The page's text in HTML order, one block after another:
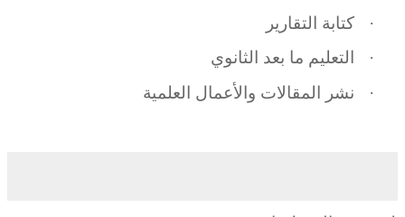
·
كتابة التقارير
·
التعليم ما بعد الثانوي
·
نشر المقالات والأعمال العلمية